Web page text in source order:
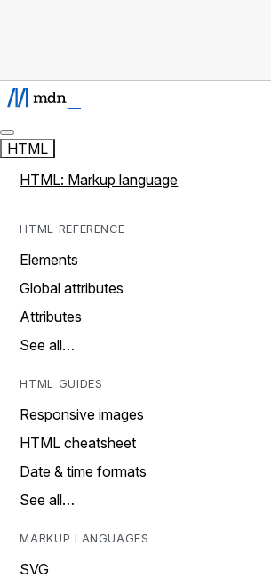
HTML
HTML: Markup language
HTML REFERENCE
Elements
Global attributes
Attributes
See all…
HTML GUIDES
Responsive images
HTML cheatsheet
Date & time formats
See all…
MARKUP LANGUAGES
SVG